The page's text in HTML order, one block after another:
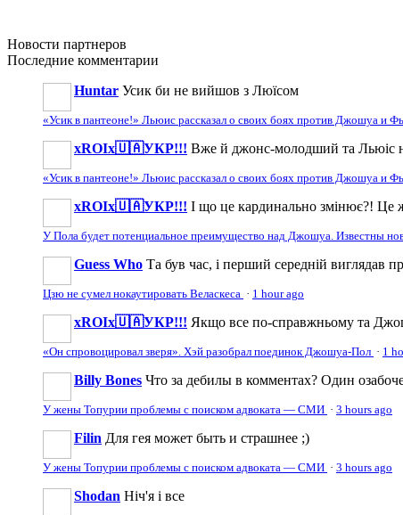
Новости партнеров
Последние комментарии
Huntar Усик би не вийшов з Люїсом
«Усик в пантеоне!» Льюис рассказал о своих боях против Джошуа и
xROIx🇺🇦УКР!!! Вже й джонс-молодший та Льюіс
«Усик в пантеоне!» Льюис рассказал о своих боях против Джошуа и
xROIx🇺🇦УКР!!! І що це кардинально змінює?! Це
У Пола будет потенциальное преимущество над Джошуа. Известны
Guess Who Та був час, і перший середній виглядав
Цзю не сумел нокаутировать Веласкеса · 1 hour ago
xROIx🇺🇦УКР!!! Якщо все по-справжньому та
«Он спровоцировал зверя». Хэй разобрал поединок Джошуа-Пол · 1
Billy Bones Что за дебилы в комментах? Один
У жены Топурии проблемы с поиском адвоката — СМИ · 3 hours ago
Filin Для гея может быть и страшнее ;)
У жены Топурии проблемы с поиском адвоката — СМИ · 3 hours ago
Shodan Ніч'я і все